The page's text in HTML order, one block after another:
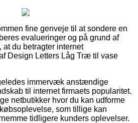
fine genveje til at sondere en
evalueringer og på grund af
du betragter internet
Design Letters Låg Træ til vase
immervæk anstændige
til internet firmaets popularitet.
netbutikker hvor du kan udforme
som tillige kan
tidligere kunders oplevelser.